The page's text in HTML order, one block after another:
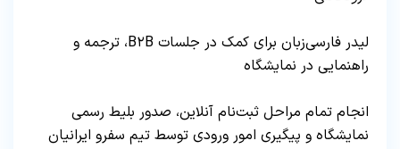
لیدر فارسی‌زبان برای کمک در جلسات B۲B، ترجمه و
راهنمایی در نمایشگاه
انجام تمام مراحل ثبت‌نام آنلاین، صدور بلیط رسمی
نمایشگاه و پیگیری امور ورودی توسط تیم سفرو ایرانیان